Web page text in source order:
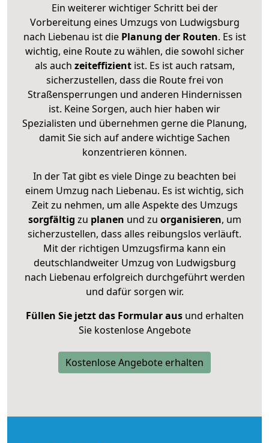
Ein weiterer wichtiger Schritt bei der
Vorbereitung eines Umzugs von Ludwigsburg
nach Liebenau ist diePlanung der Routen. Es ist
wichtig, eine Route zu wählen, die sowohl sicher
als auch zeiteffizientist. Es ist auch ratsam,
sicherzustellen, dass die Route frei von
Straßensperrungen und anderen Hindernissen
ist. Keine Sorgen, auch hier haben wir
Spezialisten und übernehmen gerne die Planung,
damit Sie sich auf andere wichtige Sachen
konzentrieren können.
In der Tat gibt es viele Dinge zu beachten bei
einem Umzug nach Liebenau. Es ist wichtig, sich
Zeit zu nehmen, um alle Aspekte des Umzugs
sorgfältig zu planen und zu organisieren, um
sicherzustellen, dass alles reibungslos verläuft.
Mit der richtigen Umzugsfirma kann ein
deutschlandweiter Umzug von Ludwigsburg
nach Liebenau erfolgreich durchgeführt werden
und dafür sorgen wir.
Füllen Sie jetzt das Formular ausund erhalten
Sie kostenlose Angebote
Kostenlose Angebote erhalten